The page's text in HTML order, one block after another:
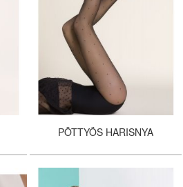
PÖTTYÖS HARISNYA